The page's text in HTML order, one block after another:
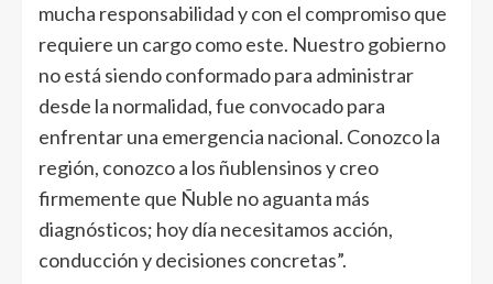
mucha responsabilidad y con el compromiso que
requiere un cargo como este. Nuestro gobierno
no está siendo conformado para administrar
desde la normalidad, fue convocado para
enfrentar una emergencia nacional. Conozco la
región, conozco a los ñublensinos y creo
firmemente que Ñuble no aguanta más
diagnósticos; hoy día necesitamos acción,
conducción y decisiones concretas”.